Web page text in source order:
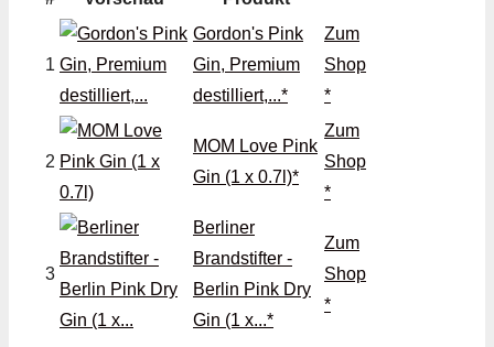
1
Gordon's Pink
Gin, Premium
destilliert,...*
Zum
Shop
*
2
MOM Love Pink
Gin (1 x 0.7l)*
Zum
Shop
*
3
Berliner
Brandstifter -
Berlin Pink Dry
Gin (1 x...*
Zum
Shop
*